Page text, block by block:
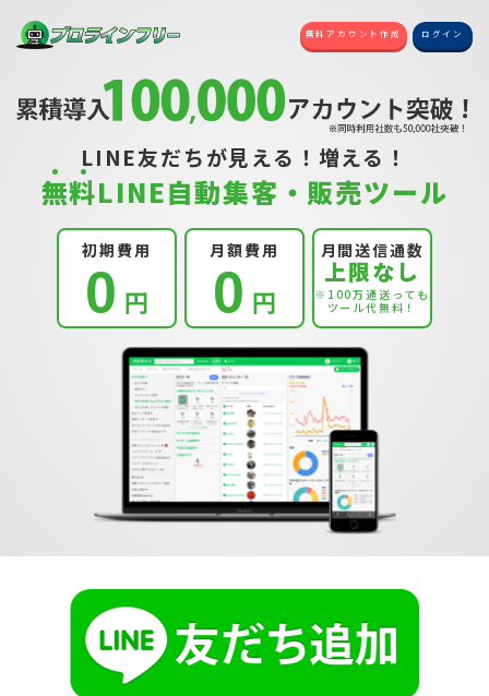
無料アカウント作成 ログイン
LINE友だちが見える！増える！
無料LINE自動集客・販売ツール
初期費用
0 円
月額費用
0 円
月間送信通数
上限なし
※100万通送っても
ツール代無料！